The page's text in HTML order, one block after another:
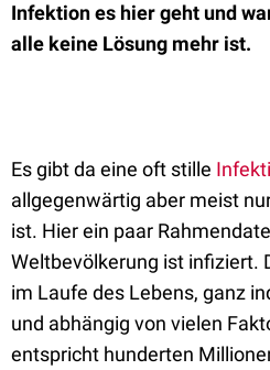
Infektion es hier geht und
alle keine Lösung mehr ist.
Es gibt da eine oft stille
allgegenwärtig aber meist
ist. Hier ein paar
Weltbevölkerung ist infiziert.
im Laufe des Lebens, ganz
und abhängig von vielen
entspricht hunderten